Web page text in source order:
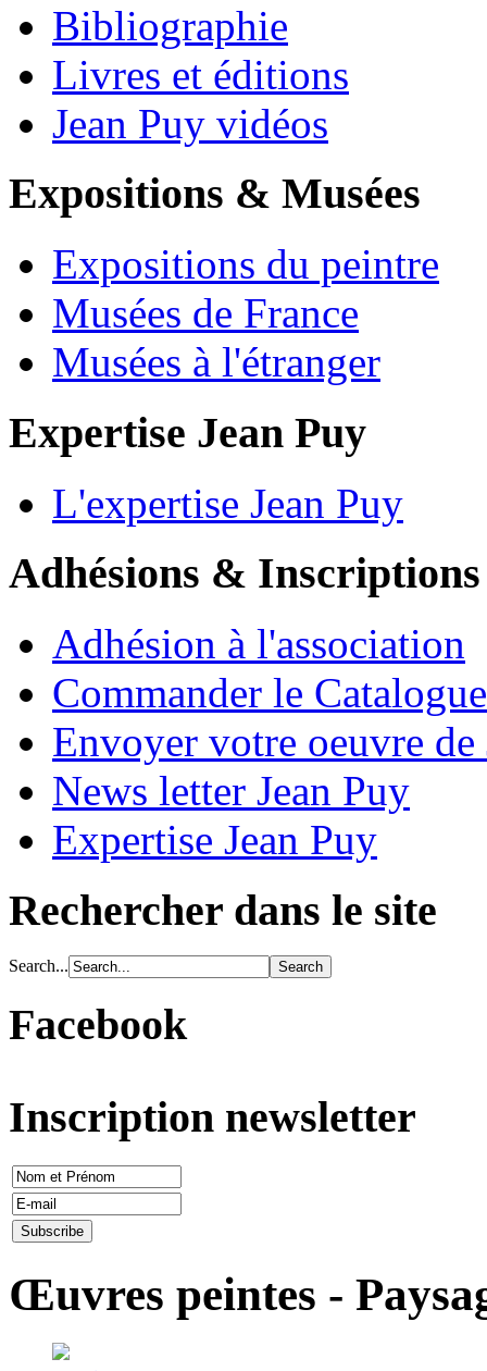
Bibliographie
Livres et éditions
Jean Puy vidéos
Expositions & Musées
Expositions du peintre
Musées de France
Musées à l'étranger
Expertise Jean Puy
L'expertise Jean Puy
Adhésions & Inscriptions
Adhésion à l'association
Commander le
Envoyer votre oeuvre de
News letter Jean Puy
Expertise Jean Puy
Rechercher dans le site
Search...
Facebook
Inscription newsletter
Œuvres peintes -